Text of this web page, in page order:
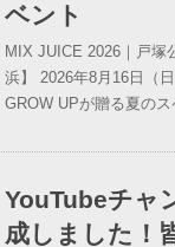
ベント
MIX JUICE 2026｜戸塚
浜】 2026年8月16日（
GROW UPが贈る夏の
YouTubeチャ
成しました！